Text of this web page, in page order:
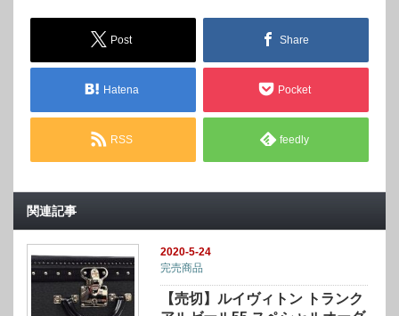
Post Share
Hatena Pocket
RSS feedly
関連記事
2020-5-24
完売商品
【売切】ルイヴィトン トランク